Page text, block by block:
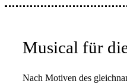
Musical für
Nach Motiven des